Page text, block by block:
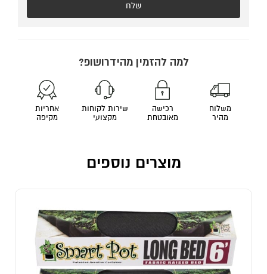
שלח
למה להזמין מהידרושופ?
משלוח
מהיר
רכישה
מאובטחת
שירות לקוחות
מקצועי
אחריות
מקיפה
מוצרים נוספים